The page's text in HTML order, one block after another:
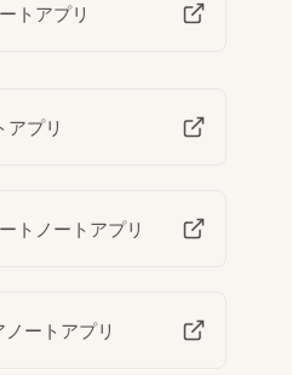
トアプリ
アプリ
トノートアプリ
ートアプリ